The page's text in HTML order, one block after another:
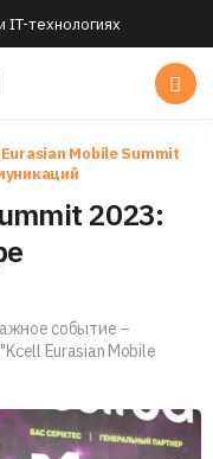
IT-технологиях
Mobile Summit
2023:
событие –
Eurasian Mobile